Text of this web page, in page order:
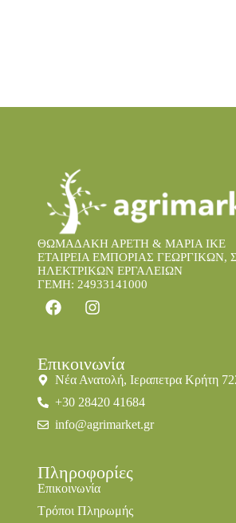
ΘΩΜΑΔΑΚΗ ΑΡΕΤΗ & ΜΑΡΙΑ IKE
ΕΤΑΙΡΕΙΑ ΕΜΠΟΡΙΑΣ ΓΕΩΡΓΙΚΩΝ,
ΗΛΕΚΤΡΙΚΩΝ ΕΡΓΑΛΕΙΩΝ
ΓΕΜΗ: 24933141000
Επικοινωνία
Νέα Ανατολή, Ιεραπετρα Κρήτη
+30 28420 41684
info@agrimarket.gr
Πληροφορίες
Επικοινωνία
Τρόποι Πληρωμής